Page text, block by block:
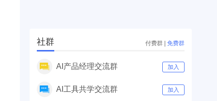
社群 付费群 | 免费群
AI产品经理交流群 加入
AI工具共学交流群 加入